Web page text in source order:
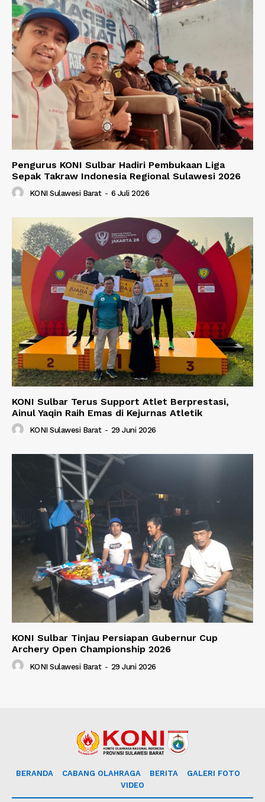
Pengurus KONI Sulbar Hadiri Pembukaan Liga
Sepak Takraw Indonesia Regional Sulawesi 2026
KONI Sulawesi Barat - 6 Juli 2026
KONI Sulbar Terus Support Atlet Berprestasi,
Ainul Yaqin Raih Emas di Kejurnas Atletik
KONI Sulawesi Barat - 29 Juni 2026
KONI Sulbar Tinjau Persiapan Gubernur Cup
Archery Open Championship 2026
KONI Sulawesi Barat - 29 Juni 2026
BERANDA CABANG OLAHRAGA BERITA
GALERI FOTO
VIDEO